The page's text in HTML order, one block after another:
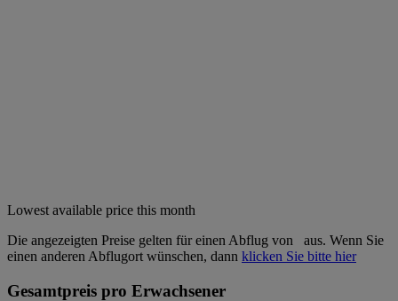
Lowest available price this month
Die angezeigten Preise gelten für einen Abflug von
aus. Wenn Sie
einen anderen Abflugort wünschen, dann klicken Sie bitte hier
Gesamtpreis pro Erwachsener